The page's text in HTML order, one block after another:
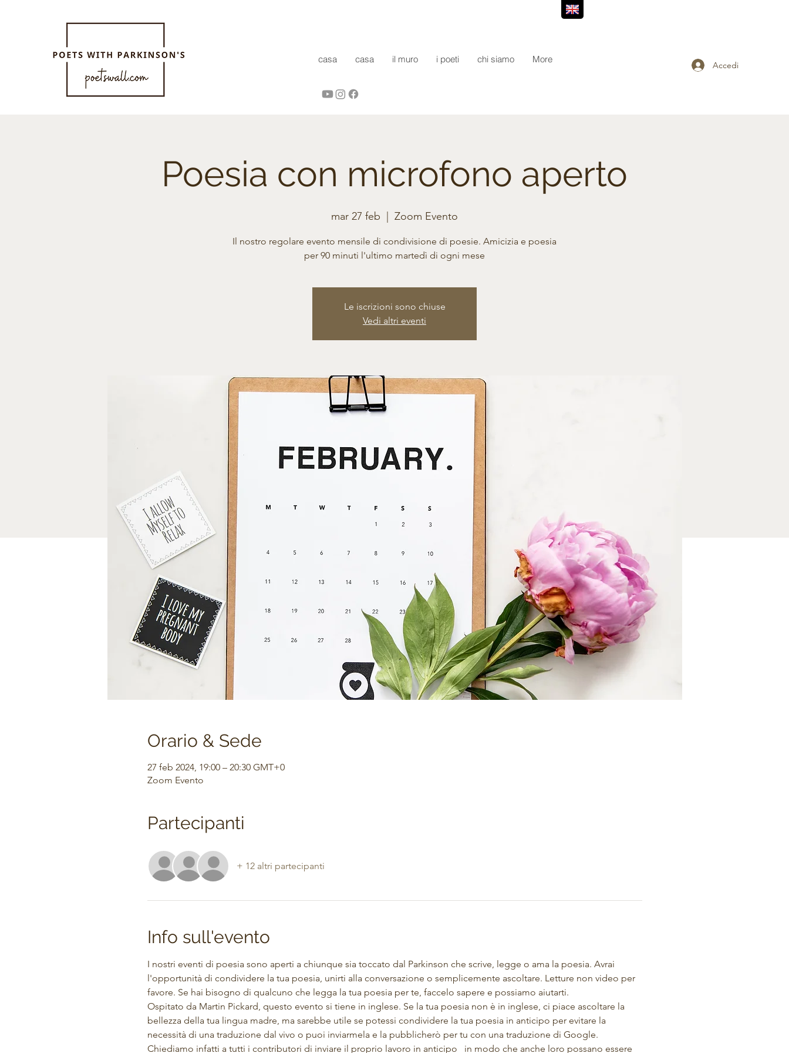
casa casa il muro i poeti chi siamo More
Accedi
Poesia con microfono aperto
mar 27 feb Zoom Evento
Il nostro regolare evento mensile di condivisione di poesie. Amicizia e poesia
per 90 minuti l'ultimo martedì di ogni mese
Le iscrizioni sono chiuse
Vedi altri eventi
Orario & Sede
27 feb 2024, 19:00 – 20:30 GMT+0
Zoom Evento
Partecipanti
+ 12 altri partecipanti
Info sull'evento
I nostri eventi di poesia sono aperti a chiunque sia toccato dal Parkinson che scrive, legge o ama la poesia. Avrai
l'opportunità di condividere la tua poesia, unirti alla conversazione o semplicemente ascoltare. Letture non video per
favore. Se hai bisogno di qualcuno che legga la tua poesia per te, faccelo sapere e possiamo aiutarti.
Ospitato da Martin Pickard, questo evento si tiene in inglese. Se la tua poesia non è in inglese, ci piace ascoltare la
bellezza della tua lingua madre, ma sarebbe utile se potessi condividere la tua poesia in anticipo per evitare la
necessità di una traduzione dal vivo o puoi inviarmela e la pubblicherò per tu con una traduzione di Google.
Chiediamo infatti a tutti i contributori di inviare il proprio lavoro in anticipo
in modo che anche loro possano essere